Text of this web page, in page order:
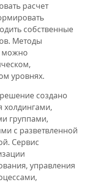
расчет
собственные
Методы
можно
уровнях.
создано
холдингами,
группами,
с разветвленной
Сервис
управления